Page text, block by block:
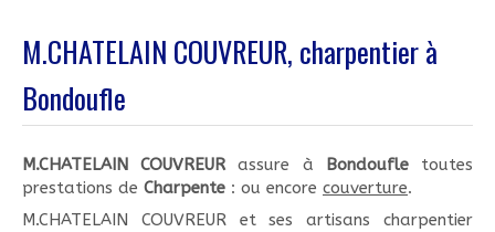
M.CHATELAIN COUVREUR, charpentier à
Bondoufle
M.CHATELAIN COUVREUR assure à Bondoufletoutes
prestations de Charpente : ou encore couverture.
M.CHATELAIN COUVREUR et ses artisans charpentier